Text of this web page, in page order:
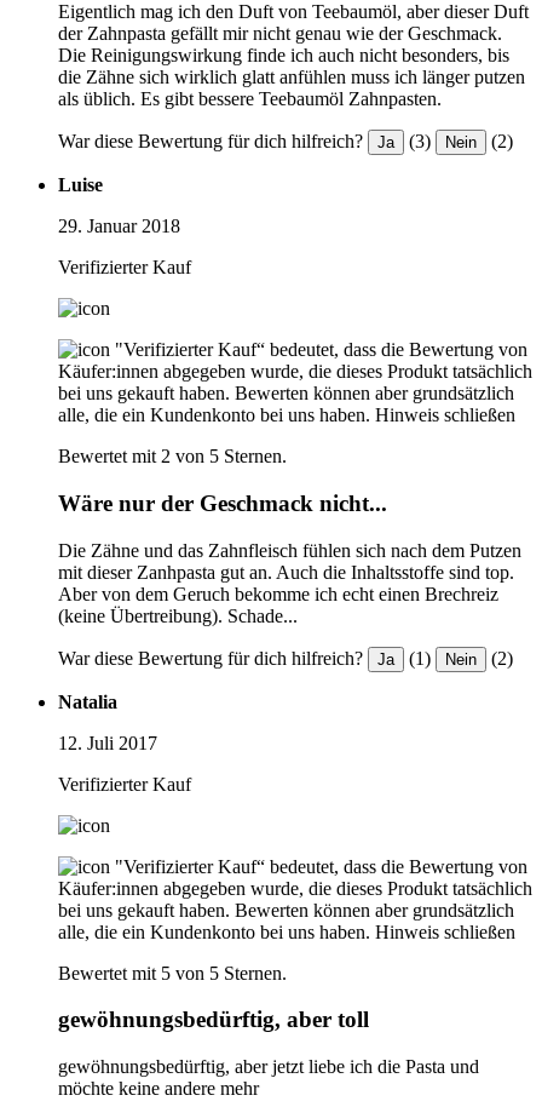
Eigentlich mag ich den Duft von Teebaumöl, aber dieser Duft
der Zahnpasta gefällt mir nicht genau wie der Geschmack.
Die Reinigungswirkung finde ich auch nicht besonders, bis
die Zähne sich wirklich glatt anfühlen muss ich länger putzen
als üblich. Es gibt bessere Teebaumöl Zahnpasten.
War diese Bewertung für dich hilfreich? Ja (3) Nein (2)
Luise
29. Januar 2018
Verifizierter Kauf
"Verifizierter Kauf“ bedeutet, dass die Bewertung von
Käufer:innen abgegeben wurde, die dieses Produkt tatsächlich
bei uns gekauft haben. Bewerten können aber grundsätzlich
alle, die ein Kundenkonto bei uns haben. Hinweis schließen
Bewertet mit 2 von 5 Sternen.
Wäre nur der Geschmack nicht...
Die Zähne und das Zahnfleisch fühlen sich nach dem Putzen
mit dieser Zanhpasta gut an. Auch die Inhaltsstoffe sind top.
Aber von dem Geruch bekomme ich echt einen Brechreiz
(keine Übertreibung). Schade...
War diese Bewertung für dich hilfreich? Ja (1) Nein (2)
Natalia
12. Juli 2017
Verifizierter Kauf
"Verifizierter Kauf“ bedeutet, dass die Bewertung von
Käufer:innen abgegeben wurde, die dieses Produkt tatsächlich
bei uns gekauft haben. Bewerten können aber grundsätzlich
alle, die ein Kundenkonto bei uns haben. Hinweis schließen
Bewertet mit 5 von 5 Sternen.
gewöhnungsbedürftig, aber toll
gewöhnungsbedürftig, aber jetzt liebe ich die Pasta und
möchte keine andere mehr